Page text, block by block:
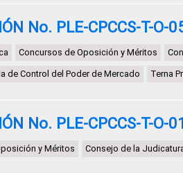
No. PLE-CPCCS-T-
Concursos de Oposición y Méritos
de Control del Poder de Mercado Terna
No. PLE-CPCCS-T-
y Méritos Consejo de la